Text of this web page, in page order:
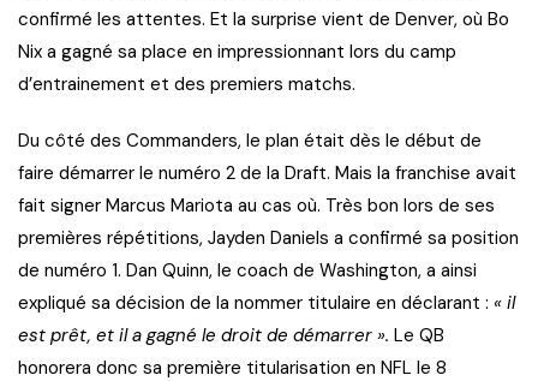
confirmé les attentes. Et la surprise vient de Denver, où Bo
Nix a gagné sa place en impressionnant lors du camp
d’entrainement et des premiers matchs.
Du côté des Commanders, le plan était dès le début de
faire démarrer le numéro 2 de la Draft. Mais la franchise avait
fait signer Marcus Mariota au cas où. Très bon lors de ses
premières répétitions, Jayden Daniels a confirmé sa position
de numéro 1. Dan Quinn, le coach de Washington, a ainsi
expliqué sa décision de la nommer titulaire en déclarant : « il
est prêt, et il a gagné le droit de démarrer ». Le QB
honorera donc sa première titularisation en NFL le 8